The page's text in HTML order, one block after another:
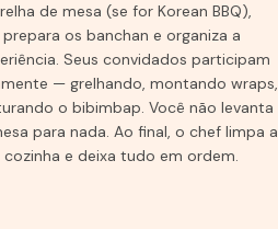
de mesa (se for Korean BBQ),
prepara os banchan e organiza a
Seus convidados participam
— grelhando, montando wraps,
o bibimbap. Você não levanta
para nada. Ao final, o chef limpa a
cozinha e deixa tudo em ordem.